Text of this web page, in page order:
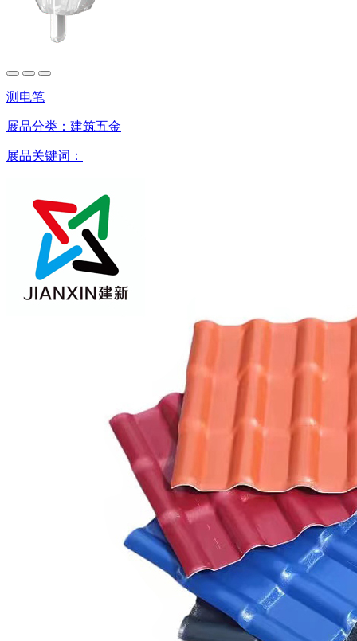
测电笔
展品分类： 建筑五金
展品关键词：